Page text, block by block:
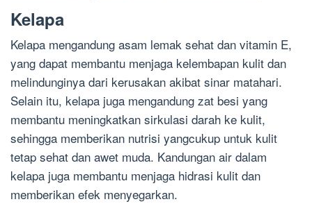
Kelapa
Kelapa mengandung asam lemak sehat dan vitamin E,
yang dapat membantu menjaga kelembapan kulit dan
melindunginya dari kerusakan akibat sinar matahari.
Selain itu, kelapa juga mengandung zat besi yang
membantu meningkatkan sirkulasi darah ke kulit,
sehingga memberikan nutrisi yangcukup untuk kulit
tetap sehat dan awet muda. Kandungan air dalam
kelapa juga membantu menjaga hidrasi kulit dan
memberikan efek menyegarkan.